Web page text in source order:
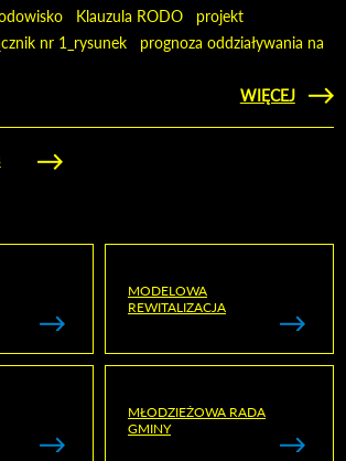
Klauzula RODO projekt
nr 1_rysunek prognoza oddziaływania na
CZYTAJ
WIĘCEJ
-
MODELOWA
REWITALIZACJA
MŁODZIEŻOWA RADA
GMINY